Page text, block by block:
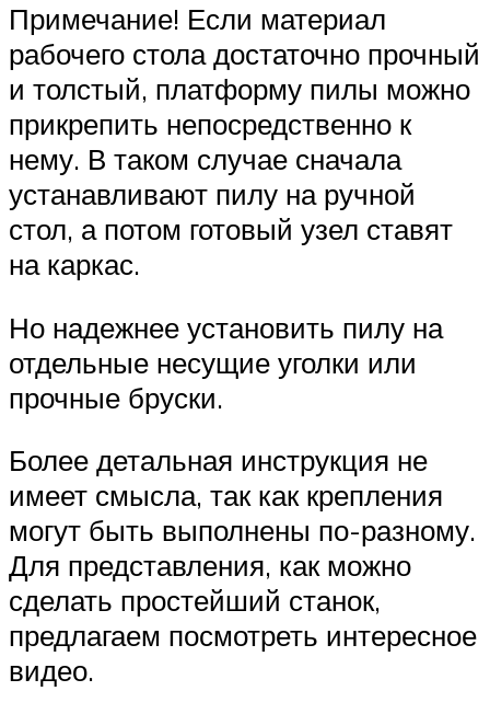
Примечание! Если материал
рабочего стола достаточно прочный
и толстый, платформу пилы можно
прикрепить непосредственно к
нему. В таком случае сначала
устанавливают пилу на ручной
стол, а потом готовый узел ставят
на каркас.
Но надежнее установить пилу на
отдельные несущие уголки или
прочные бруски.
Более детальная инструкция не
имеет смысла, так как крепления
могут быть выполнены по-разному.
Для представления, как можно
сделать простейший станок,
предлагаем посмотреть интересное
видео.